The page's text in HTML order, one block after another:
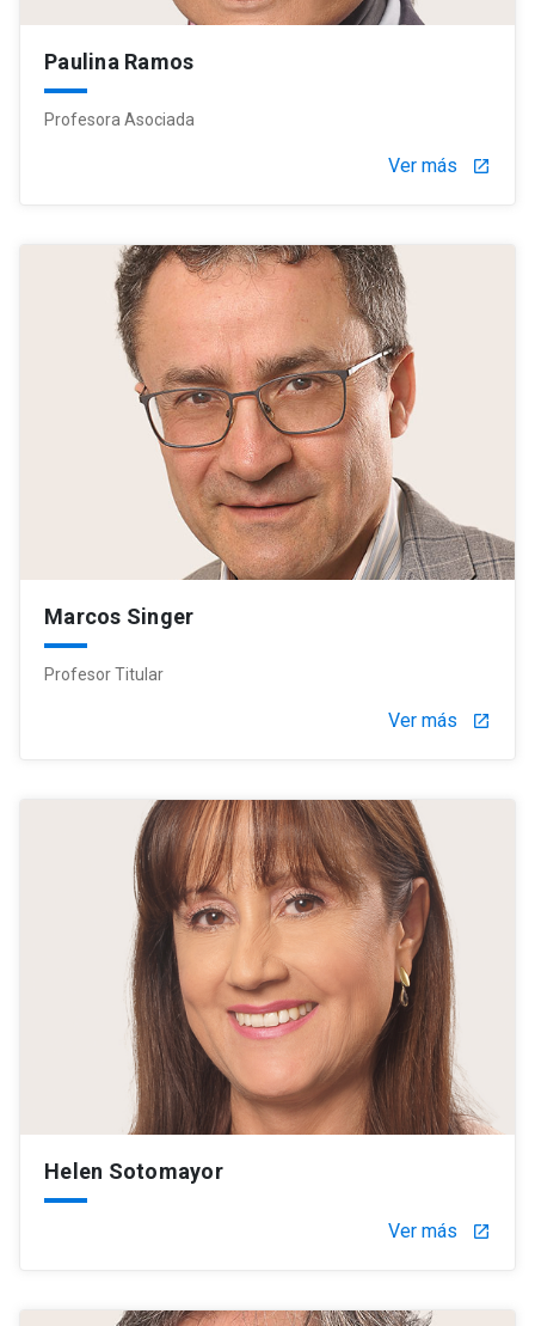
Paulina Ramos
Profesora Asociada
Ver más launch
Marcos Singer
Profesor Titular
Ver más launch
Helen Sotomayor
Ver más launch